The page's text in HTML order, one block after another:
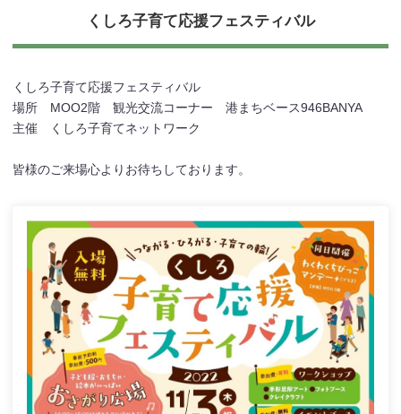
くしろ子育て応援フェスティバル
くしろ子育て応援フェスティバル
場所 MOO2階 観光交流コーナー 港まちベース946BANYA
主催 くしろ子育てネットワーク
皆様のご来場心よりお待ちしております。